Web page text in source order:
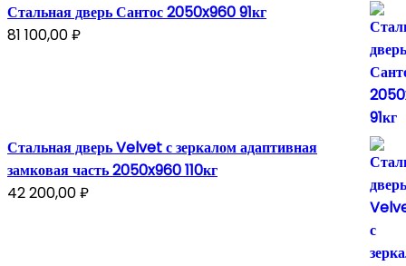
Стальная дверь Сантос 2050x960 91кг
81 100,00₽
Стальная дверь Velvet с зеркалом адаптивная
замковая часть 2050x960 110кг
42 200,00₽